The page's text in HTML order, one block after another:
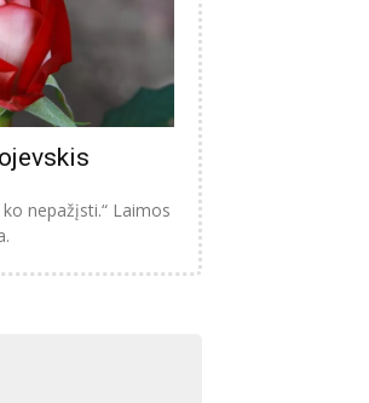
nepažįsti.“ Laimos